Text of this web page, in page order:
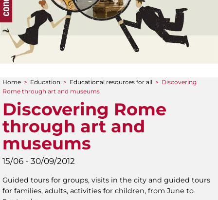
You are here
Home > Education > Educational resources for all > Discovering
Rome through art and museums
Discovering Rome
through art and
museums
15/06 - 30/09/2012
Guided tours for groups, visits in the city and guided tours
for families, adults, activities for children, from June to